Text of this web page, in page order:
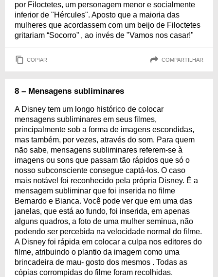
por Filoctetes, um personagem menor e socialmente
inferior de "Hércules". Aposto que a maioria das
mulheres que acordassem com um beijo de Filoctetes
gritariam “Socorro” , ao invés de "Vamos nos casar!"
COPIAR COMPARTILHAR
8 – Mensagens subliminares
A Disney tem um longo histórico de colocar
mensagens subliminares em seus filmes,
principalmente sob a forma de imagens escondidas,
mas também, por vezes, através do som. Para quem
não sabe, mensagens subliminares referem-se à
imagens ou sons que passam tão rápidos que só o
nosso subconsciente consegue captá-los. O caso
mais notável foi reconhecido pela própria Disney. É a
mensagem subliminar que foi inserida no filme
Bernardo e Bianca. Você pode ver que em uma das
janelas, que está ao fundo, foi inserida, em apenas
alguns quadros, a foto de uma mulher seminua, não
podendo ser percebida na velocidade normal do filme.
A Disney foi rápida em colocar a culpa nos editores do
filme, atribuindo o plantio da imagem como uma
brincadeira de mau- gosto dos mesmos . Todas as
cópias corrompidas do filme foram recolhidas.